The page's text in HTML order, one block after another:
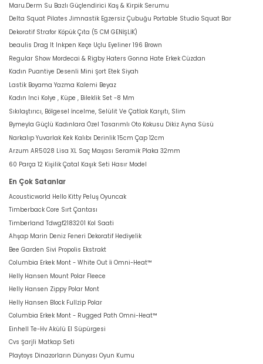
Maru.Derm Su Bazlı Güçlendirici Kaş & Kirpik Serumu
Delta Squat Pilates Jimnastik Egzersiz Çubuğu Portable Studio Squat Bar
Dekoratif Strafor Köpük Çıta (5 CM GENİŞLİK)
beaulis Drag It Inkpen Keçe Uçlu Eyeliner 196 Brown
Regular Show Mordecai & Rigby Haters Gonna Hate Erkek Cüzdan
Kadın Puantiye Desenli Mini Şort Etek Siyah
Lastik Boyama Yazma Kalemi Beyaz
Kadın Inci Kolye , Küpe , Bileklik Set -8 Mm
Sıkılaştırıcı, Bölgesel İncelme, Selülit Ve Çatlak Karşıtı, Slim
Bymeyla Güçlü Kadınlara Özel Tasarımlı Oto Kokusu Dikiz Ayna Süsü
Narkalıp Yuvarlak Kek Kalıbı Derinlik 15cm Çap 12cm
Arzum AR5028 Lisa XL Saç Maşası Seramik Plaka 32mm
60 Parça 12 Kişilik Çatal Kaşık Seti Hasır Model
En Çok Satanlar
Acousticworld Hello Kitty Peluş Oyuncak
Timberback Core Sırt Çantası
Timberland Tdwgf2183201 Kol Saati
Ahşap Marin Deniz Feneri Dekoratif Hediyelik
Bee Garden Sivi Propolis Ekstrakt
Columbia Erkek Mont - White Out İi Omni-Heat™
Helly Hansen Mount Polar Fleece
Helly Hansen Zippy Polar Mont
Helly Hansen Block Fullzip Polar
Columbia Erkek Mont - Rugged Path Omni-Heat™
Einhell Te-Hv Akülü El Süpürgesi
Cvs Şarjli Matkap Seti
Playtoys Dinazorların Dünyası Oyun Kumu